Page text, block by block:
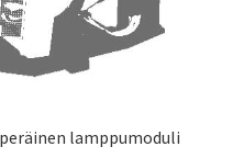
lamppumoduli